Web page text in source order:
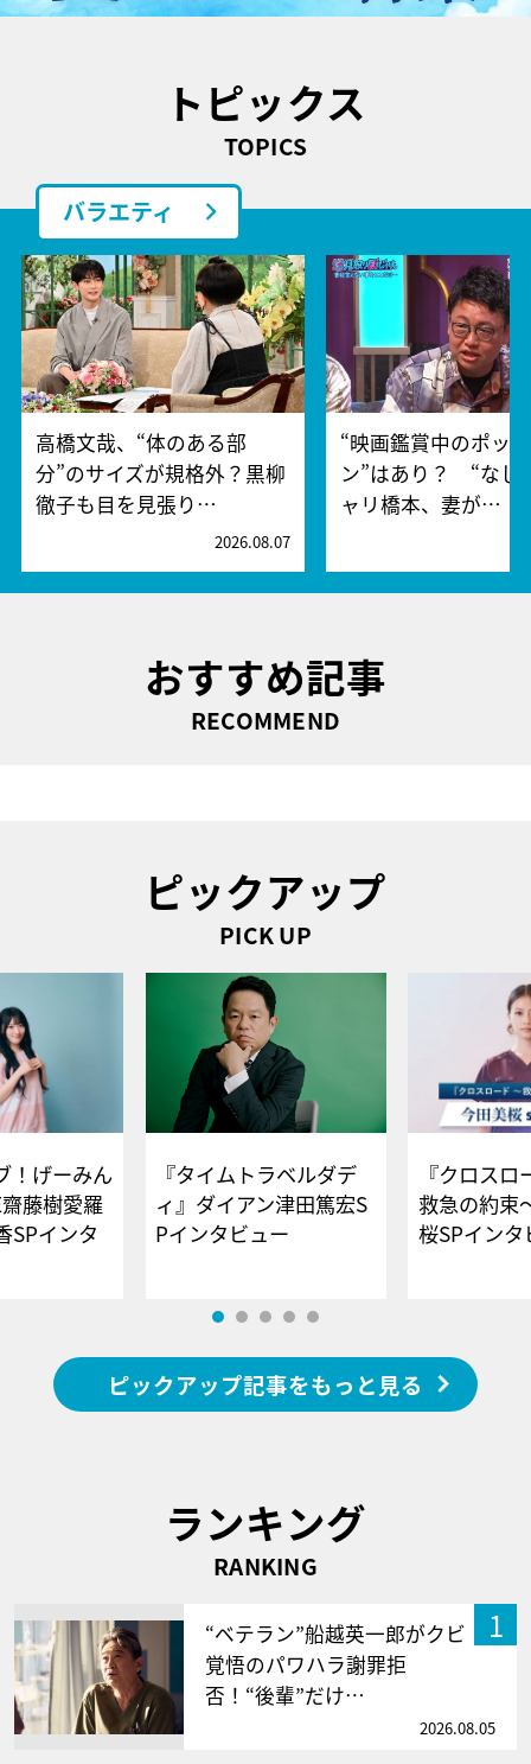
トピックス
TOPICS
バラエティ
高橋文哉、“体のある部
分”のサイズが規格外？黒柳
徹子も目を見張り…
2026.08.07
“映画鑑賞中のポッ
ン”はあり？ “なし
ャリ橋本、妻が…
おすすめ記事
RECOMMEND
ピックアップ
PICK UP
！げーみん
藤樹愛羅
SPインタ
『タイムトラベルダデ
ィ』ダイアン津田篤宏S
Pインタビュー
『クロス
救急の約束
桜SPイ
ピックアップ記事をもっと見る
ランキング
RANKING
1
“ベテラン”船越英一郎がクビ
覚悟のパワハラ謝罪拒
否！“後輩”だけ…
2026.08.05